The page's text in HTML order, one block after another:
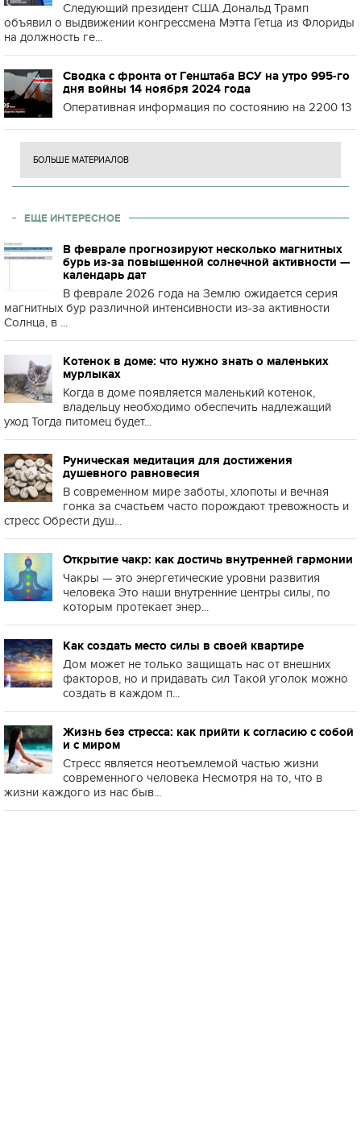
Следующий президент США Дональд Трамп
объявил о выдвижении конгрессмена Мэтта Гетца из Флориды
на должность ге...
Сводка с фронта от Генштаба ВСУ на утро 995-го
дня войны 14 ноября 2024 года
Оперативная информация по состоянию на 2200 13
БОЛЬШЕ МАТЕРИАЛОВ
ЕЩЕ ИНТЕРЕСНОЕ
В феврале прогнозируют несколько магнитных
бурь из-за повышенной солнечной активности —
календарь дат
В феврале 2026 года на Землю ожидается серия
магнитных бур различной интенсивности из-за активности
Солнца, в ...
Котенок в доме: что нужно знать о маленьких
мурлыках
Когда в доме появляется маленький котенок,
владельцу необходимо обеспечить надлежащий
уход Тогда питомец будет...
Руническая медитация для достижения
душевного равновесия
В современном мире заботы, хлопоты и вечная
гонка за счастьем часто порождают тревожность и
стресс Обрести душ...
Открытие чакр: как достичь внутренней гармонии
Чакры — это энергетические уровни развития
человека Это наши внутренние центры силы, по
которым протекает энер...
Как создать место силы в своей квартире
Дом может не только защищать нас от внешних
факторов, но и придавать сил Такой уголок можно
создать в каждом п...
Жизнь без стресса: как прийти к согласию с собой
и с миром
Стресс является неотъемлемой частью жизни
современного человека Несмотря на то, что в
жизни каждого из нас быв...